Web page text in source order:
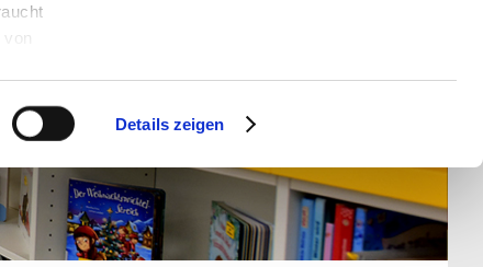
kann
Details zeigen